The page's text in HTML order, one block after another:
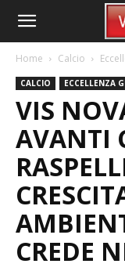
Home Calcio
CALCIO ECCELLENZA
VIS
AVANTI
CREDE